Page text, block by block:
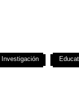
Investigación